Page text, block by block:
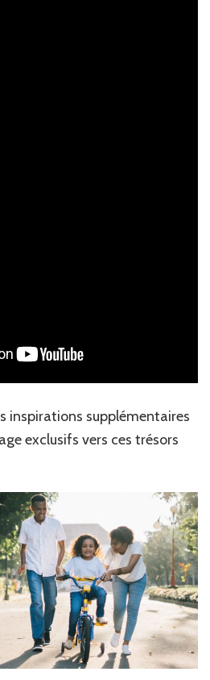
inspirations supplémentaires
exclusifs vers ces trésors